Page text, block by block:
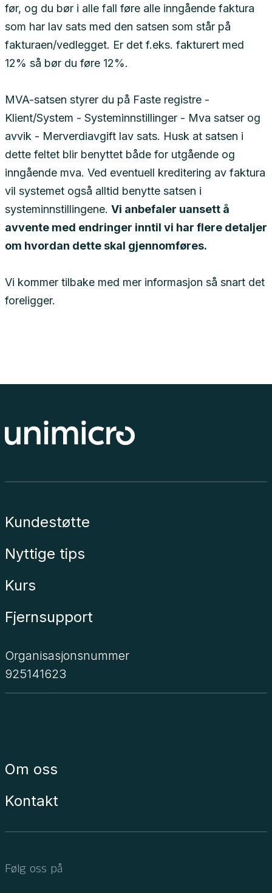
før, og du bør i alle fall føre alle inngående faktura
som har lav sats med den satsen som står på
fakturaen/vedlegget. Er det f.eks. fakturert med
12% så bør du føre 12%.
MVA-satsen styrer du på Faste registre -
Klient/System - Systeminnstillinger - Mva satser og
avvik - Merverdiavgift lav sats. Husk at satsen i
dette feltet blir benyttet både for utgående og
inngående mva. Ved eventuell kreditering av faktura
vil systemet også alltid benytte satsen i
systeminnstillingene. Vi anbefaler uansett å
avvente med endringer inntil vi har flere detaljer
om hvordan dette skal gjennomføres.
Vi kommer tilbake med mer informasjon så snart det
foreligger.
Kundestøtte
Nyttige tips
Kurs
Fjernsupport
Organisasjonsnummer
925141623
Om oss
Kontakt
Følg oss på